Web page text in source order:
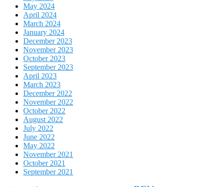
May 2024
April 2024
March 2024
January 2024
December 2023
November 2023
October 2023
September 2023
April 2023
March 2023
December 2022
November 2022
October 2022
August 2022
July 2022
June 2022
May 2022
November 2021
October 2021
September 2021